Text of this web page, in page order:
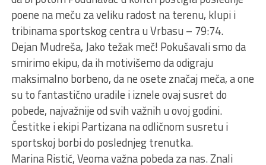
poene na meču za veliku radost na terenu, klupi i
tribinama sportskog centra u Vrbasu – 79:74.
Dejan Mudreša, Jako težak meč! Pokušavali smo da
smirimo ekipu, da ih motivišemo da odigraju
maksimalno borbeno, da ne osete značaj meča, a one
su to fantastično uradile i iznele ovaj susret do
pobede, najvažnije od svih važnih u ovoj godini.
Čestitke i ekipi Partizana na odličnom susretu i
sportskoj borbi do poslednjeg trenutka.
Marina Ristić, Veoma važna pobeda za nas. Znali